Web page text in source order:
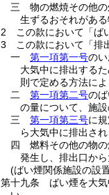
三
物の燃焼その他
生ずるおそれがあ
2
この款において「ば
3
この款において「排
一
第一項第一号の
大気中に排出する
則で定める方法に
二
第一項第二号の
の量について、施
三
第一項第三号に
ら大気中に排出さ
四
燃料その他の物
発生し、排出口か
(ばい煙関係施設の設
第十九条
ばい煙を大